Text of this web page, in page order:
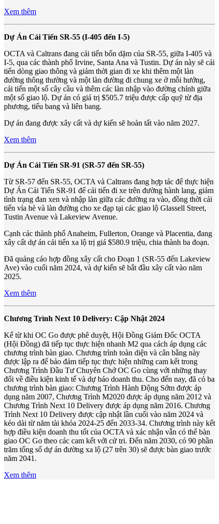
Xem thêm
Dự Án Cải Tiến SR-55 (I-405 đến I-5)
OCTA và Caltrans đang cải tiến bốn dặm của SR-55, giữa I-405 và
I-5, qua các thành phố Irvine, Santa Ana và Tustin. Dự án này sẽ cải
tiến dòng giao thông và giảm thời gian đi xe khi thêm một làn
đường thông thường và một làn đường đi chung xe ở mỗi hướng,
cải tiến một số cây cầu và thêm các làn nhập vào đường chính giữa
một số giao lộ. Dự án có giá trị $505.7 triệu được cấp quỹ từ địa
phương, tiểu bang và liên bang.
Dự án đang được xây cất và dự kiến sẽ hoàn tất vào năm 2027.
Xem thêm
Dự Án Cải Tiến SR-91 (SR-57 đến SR-55)
Từ SR-57 đến SR-55, OCTA và Caltrans đang hợp tác để thực hiện
Dự Án Cải Tiến SR-91 để cải tiến đi xe trên đường hành lang, giảm
tình trạng đan xen và nhập làn giữa các đường ra vào, đồng thời cải
tiến vỉa hè và làn đường cho xe đạp tại các giao lộ Glassell Street,
Tustin Avenue và Lakeview Avenue.
Cạnh các thành phố Anaheim, Fullerton, Orange và Placentia, đang
xây cất dự án cải tiến xa lộ trị giá $580.9 triệu, chia thành ba đoạn.
Đã quảng cáo hợp đồng xây cất cho Đoạn 1 (SR-55 đến Lakeview
Ave) vào cuối năm 2024, và dự kiến sẽ bắt đầu xây cất vào năm
2025.
Xem thêm
Chương Trình Next 10 Delivery: Cập Nhật 2024
Kể từ khi OC Go được phê duyệt, Hội Đồng Giám Đốc OCTA
(Hội Đồng) đã tiếp tục thực hiện nhanh M2 qua cách áp dụng các
chương trình bàn giao. Chương trình toàn diện và cân bằng này
được lập ra để bảo đảm tiếp tục thực hiện những cam kết trong
Chương Trình Đầu Tư Chuyên Chở OC Go cùng với những thay
đổi về điều kiện kinh tế và dự báo doanh thu. Cho đến nay, đã có ba
chương trình bàn giao: Chương Trình Hành Động Sớm được áp
dụng năm 2007, Chương Trình M2020 được áp dụng năm 2012 và
Chương Trình Next 10 Delivery được áp dụng năm 2016. Chương
Trình Next 10 Delivery được cập nhật lần cuối vào năm 2024 và
kéo dài từ năm tài khóa 2024-25 đến 2033-34. Chương trình này kết
hợp điều kiện doanh thu tốt của OCTA và xác nhận vẫn có thể bàn
giao OC Go theo các cam kết với cử tri. Đến năm 2030, có 90 phần
trăm tổng số dự án đường xa lộ (27 trên 30) sẽ được bàn giao trước
năm 2041.
Xem thêm